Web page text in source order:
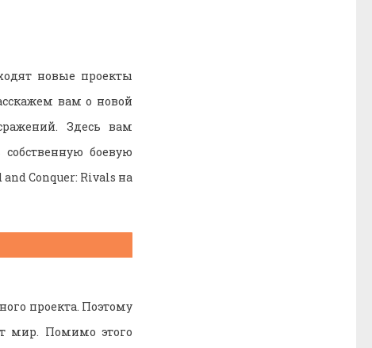
новые проекты
вам о новой
Здесь вам
боевую
Conquer: Rivals на
проекта. Поэтому
мир. Помимо этого